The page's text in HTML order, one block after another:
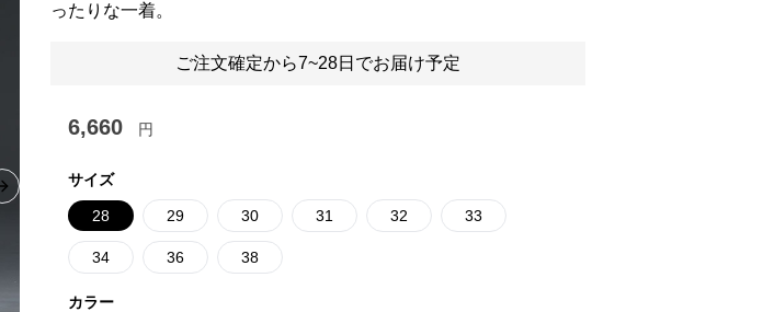
Next slide
ったりな一着。
ご注文確定から7~28日でお届け予定
6,660 円
サイズ
28 29 30 31 32 33
34 36 38
カラー